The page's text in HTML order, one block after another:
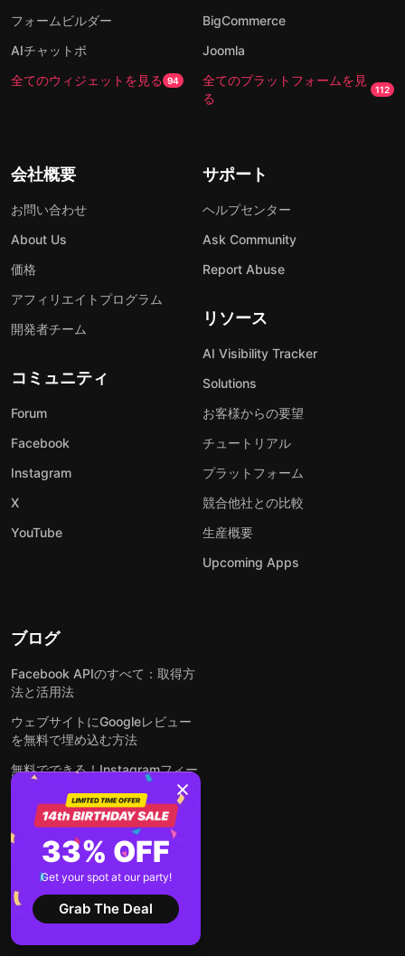
フォームビルダー
AIチャットボ
全てのウィジェットを見る 94
BigCommerce
Joomla
全てのプラットフォームを見
る
112
会社概要
お問い合わせ
About Us
価格
アフィリエイトプログラム
開発者チーム
コミュニティ
Forum
Facebook
Instagram
X
YouTube
サポート
ヘルプセンター
Ask Community
Report Abuse
リソース
AI Visibility Tracker
Solutions
お客様からの要望
チュートリアル
プラットフォーム
競合他社との比較
生産概要
Upcoming Apps
ブログ
Facebook APIのすべて：取得方
法と活用法
ウェブサイトにGoogleレビュー
を無料で埋め込む方法
無料でできる！Instagramフィー
ドをウェブサイトに埋め込む方法
どんなウェブサイトにも無料でフ
ォームを埋め込む方法
WordPressサイトにLinkedInフ
ィードを埋め込む方法は？
全ての投稿を見る
33% OFF
Get your spot at our party!
Grab The Deal